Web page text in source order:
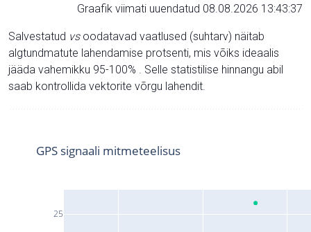
Graafik viimati uuendatud 08.08.2026 13:43:37
Salvestatud vsoodatavad vaatlused (suhtarv) näitab
algtundmatute lahendamise protsenti, mis võiks ideaalis
jääda vahemikku 95-100% . Selle statistilise hinnangu abil
saab kontrollida vektorite võrgu lahendit.
25
GPS signaali mitmeteelisus